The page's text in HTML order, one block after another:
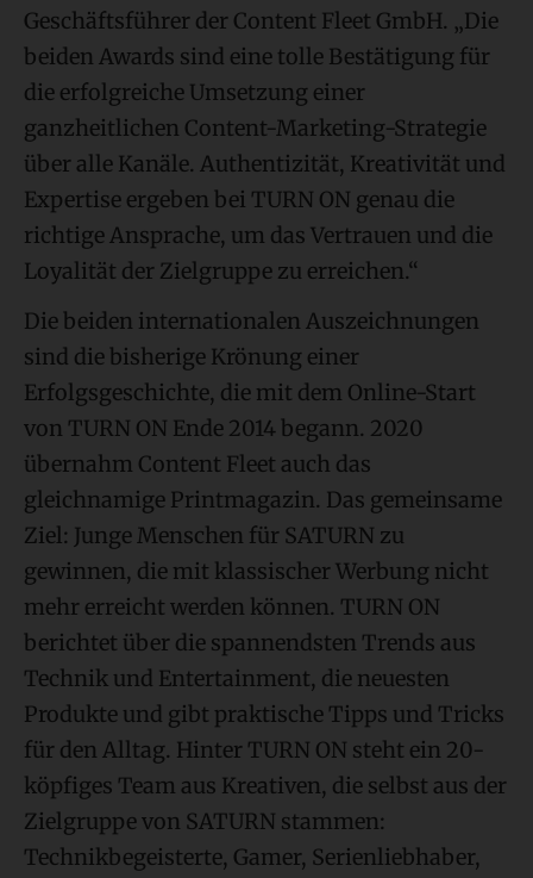
Geschäftsführer der Content Fleet GmbH. „Die
beiden Awards sind eine tolle Bestätigung für
die erfolgreiche Umsetzung einer
ganzheitlichen Content-Marketing-Strategie
über alle Kanäle. Authentizität, Kreativität und
Expertise ergeben bei TURN ON genau die
richtige Ansprache, um das Vertrauen und die
Loyalität der Zielgruppe zu erreichen.“
Die beiden internationalen Auszeichnungen
sind die bisherige Krönung einer
Erfolgsgeschichte, die mit dem Online-Start
von TURN ON Ende 2014 begann. 2020
übernahm Content Fleet auch das
gleichnamige Printmagazin. Das gemeinsame
Ziel: Junge Menschen für SATURN zu
gewinnen, die mit klassischer Werbung nicht
mehr erreicht werden können. TURN ON
berichtet über die spannendsten Trends aus
Technik und Entertainment, die neuesten
Produkte und gibt praktische Tipps und Tricks
für den Alltag. Hinter TURN ON steht ein 20-
köpfiges Team aus Kreativen, die selbst aus der
Zielgruppe von SATURN stammen:
Technikbegeisterte, Gamer, Serienliebhaber,